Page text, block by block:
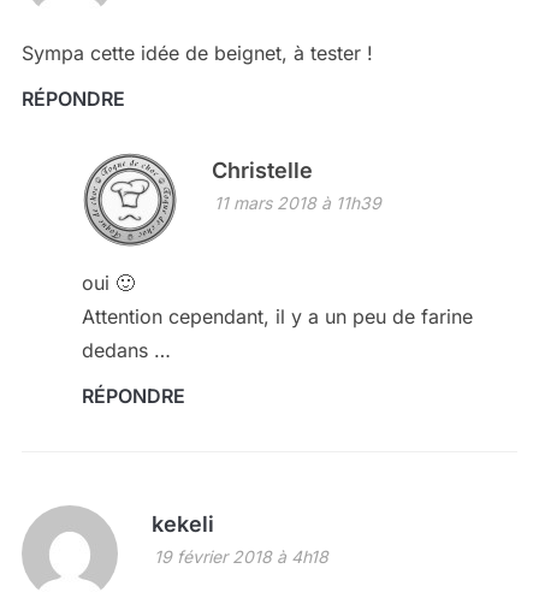
Sympa cette idée de beignet, à tester !
RÉPONDRE
Christelle
11 mars 2018 à 11h39
oui 🙂
Attention cependant, il y a un peu de farine
dedans …
RÉPONDRE
kekeli
19 février 2018 à 4h18